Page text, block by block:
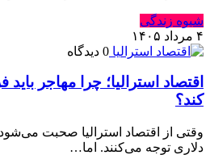
شیوه زندگی
۴ مرداد ۱۴۰۵
0 دیدگاه
اقتصاد استرالیا⁠؛ چرا مهاجر باید
کند⁠؟‏
وقتی از اقتصاد استرالیا صحبت
دلاری توجه می‌کنند⁠.‏ اما…